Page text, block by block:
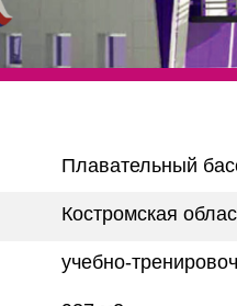
Плавательный
Костромская
учебно-